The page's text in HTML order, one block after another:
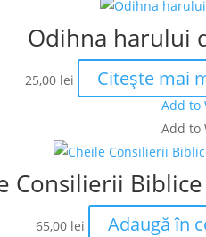
Odihna harului
25,00 lei Citește mai
Add to
Add to
Consilierii
65,00 lei Adaugă în